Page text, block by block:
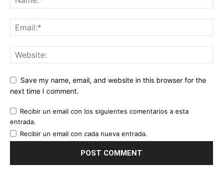
Save my name, email, and website in this browser for the
next time I comment.
Recibir un email con los siguientes comentarios a esta
entrada.
Recibir un email con cada nueva entrada.